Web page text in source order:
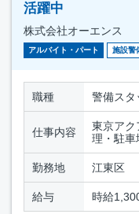
活躍中
株式会社オーエンス
アルバイト・パート 施設警
職種 警備スタ
仕事内容
東京アク
理・駐車
勤務地 江東区
給与 時給